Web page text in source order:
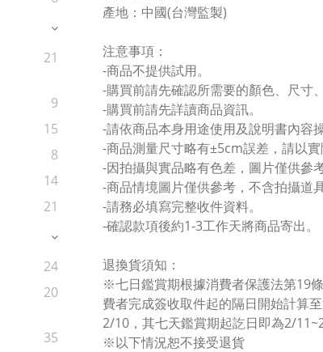
21
9
15
8
14
21
24
20
35
產地：中國(台灣監製)
注意事項：
-商品不提供試用。
-購買前請先確認所需要的顏色、尺寸
-購買前請先詳讀商品資訊。
-請依商品本身用途使用及說明書內容操
-商品測量尺寸略有±5cm誤差，請以實
-因拍攝與實品略有色差，圖片僅供參
-商品情境圖片僅供參考，不含拍攝道
-請務必填寫完整收件資料。
-確認款項後約1-3工作天將商品寄出。
退換貨須知：
※七日鑑賞期根據消費者保護法第19
費者完成簽收取件起的隔日開始計算
2/10，其七天鑑賞期起訖日即為2/
※以下情況恕不接受退貨